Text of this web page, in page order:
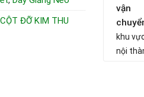
CỘT ĐỠ KIM THU
vận
khu
nội